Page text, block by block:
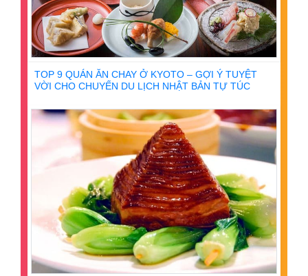
TOP 9 QUÁN ĂN CHAY Ở KYOTO – GỢI Ý TUYỆT
VỜI CHO CHUYẾN DU LỊCH NHẬT BẢN TỰ TÚC